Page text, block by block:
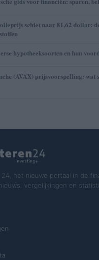
schiet naar 81,62 dollar:
hypotheeksoorten en hun
(AVAX) prijsvoorspelling: wat
het nieuwe portaal in de
vergelijkingen en